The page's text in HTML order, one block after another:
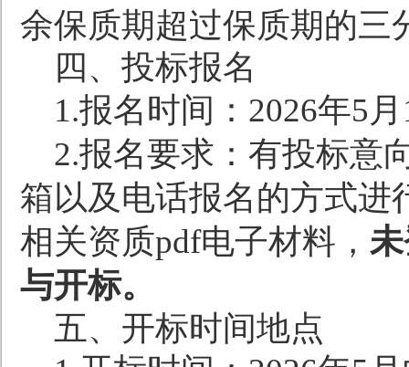
余保质期超过保质期的三
四、投标报名
1.报名时间： 2026年5 月
2.报名要求：有投标意
箱以及电话报名的方式进
相关资质pdf电子材料，
与开标。
五、开标时间地点